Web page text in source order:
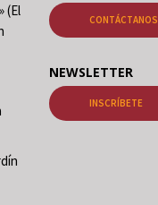
(El
CONTÁCTANOS
NEWSLETTER
INSCRÍBETE